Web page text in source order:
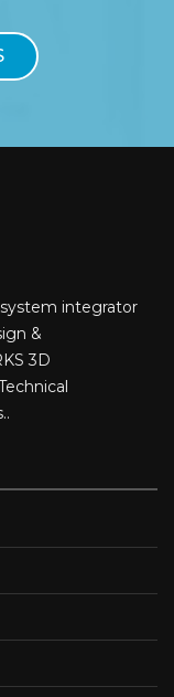
system integrator
&
3D